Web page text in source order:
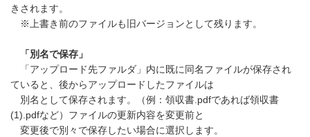
きされます。
※上書き前のファイルも旧バージョンとして残ります。
「別名で保存」
「アップロード先ファルダ」内に既に同名ファイルが保存され
ていると、後からアップロードしたファイルは
別名として保存されます。（例：領収書.pdfであれば領収書
(1).pdfなど）ファイルの更新内容を変更前と
変更後で別々で保存したい場合に選択します。